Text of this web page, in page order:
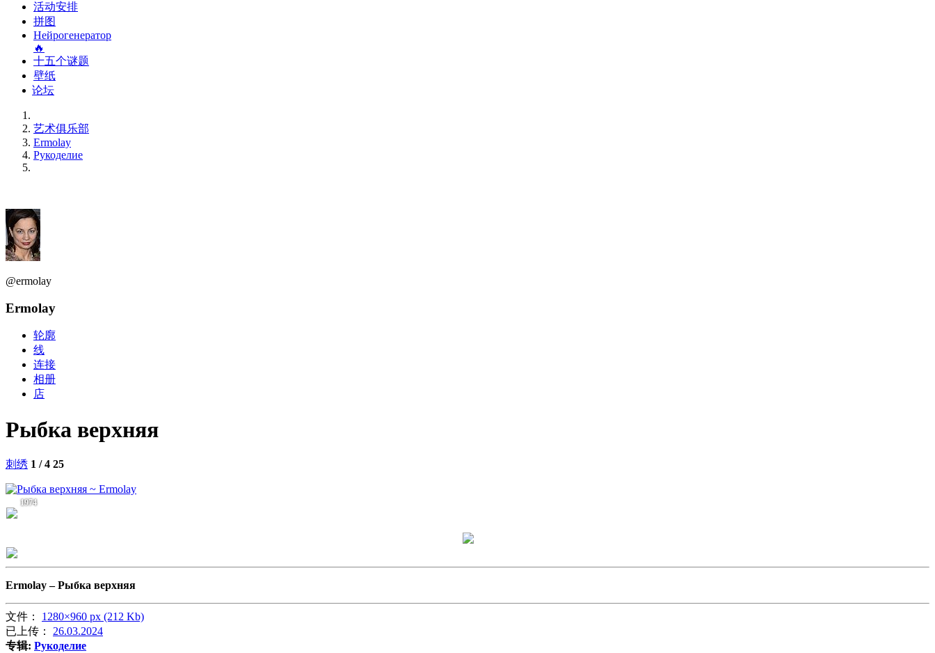
活动安排
拼图
Нейрогенератор
🔥
十五个谜题
壁纸
论坛
艺术俱乐部
Ermolay
Рукоделие
@ermolay
Ermolay
轮廓
线
连接
相册
店
Рыбка верхняя
刺绣 1 / 4 25
1974
Ermolay –Рыбка верхняя
文件： 1280×960 px (212 Kb)
已上传： 26.03.2024
专辑: Рукоделие